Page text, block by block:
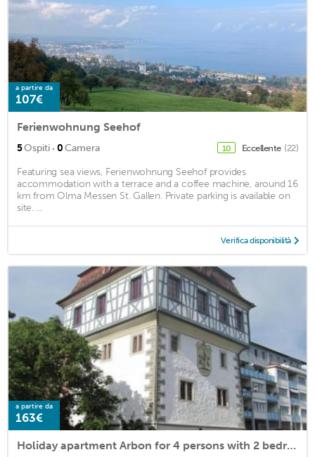
a partire da
107€
Ferienwohnung Seehof
5Ospiti · 0Camera 10 Eccellente (22)
Featuring sea views, Ferienwohnung Seehof provides
accommodation with a terrace and a coffee machine, around 16
km from Olma Messen St. Gallen. Private parking is available on
site. ...
Verifica disponibilità
a partire da
163€
Holiday apartment Arbon for 4 persons with 2 bedrooms - Holiday apartment